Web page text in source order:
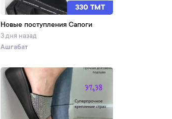
330 TMT
Новые поступления Сапоги
3 дня назад
Ашгабат